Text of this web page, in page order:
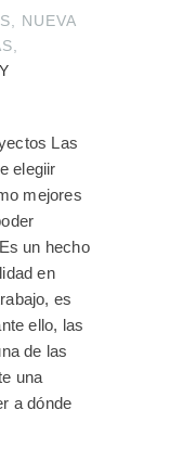
NUEVA
Las
elegiir
mejores
un hecho
en
es
ello, las
de las
una
a dónde